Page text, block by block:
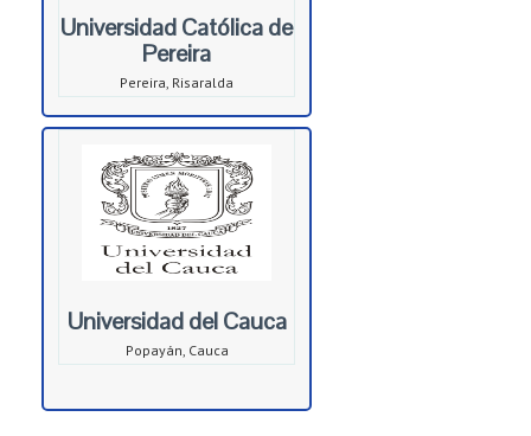
Universidad Católica de
Pereira
Pereira, Risaralda
Universidad del Cauca
Popayán, Cauca